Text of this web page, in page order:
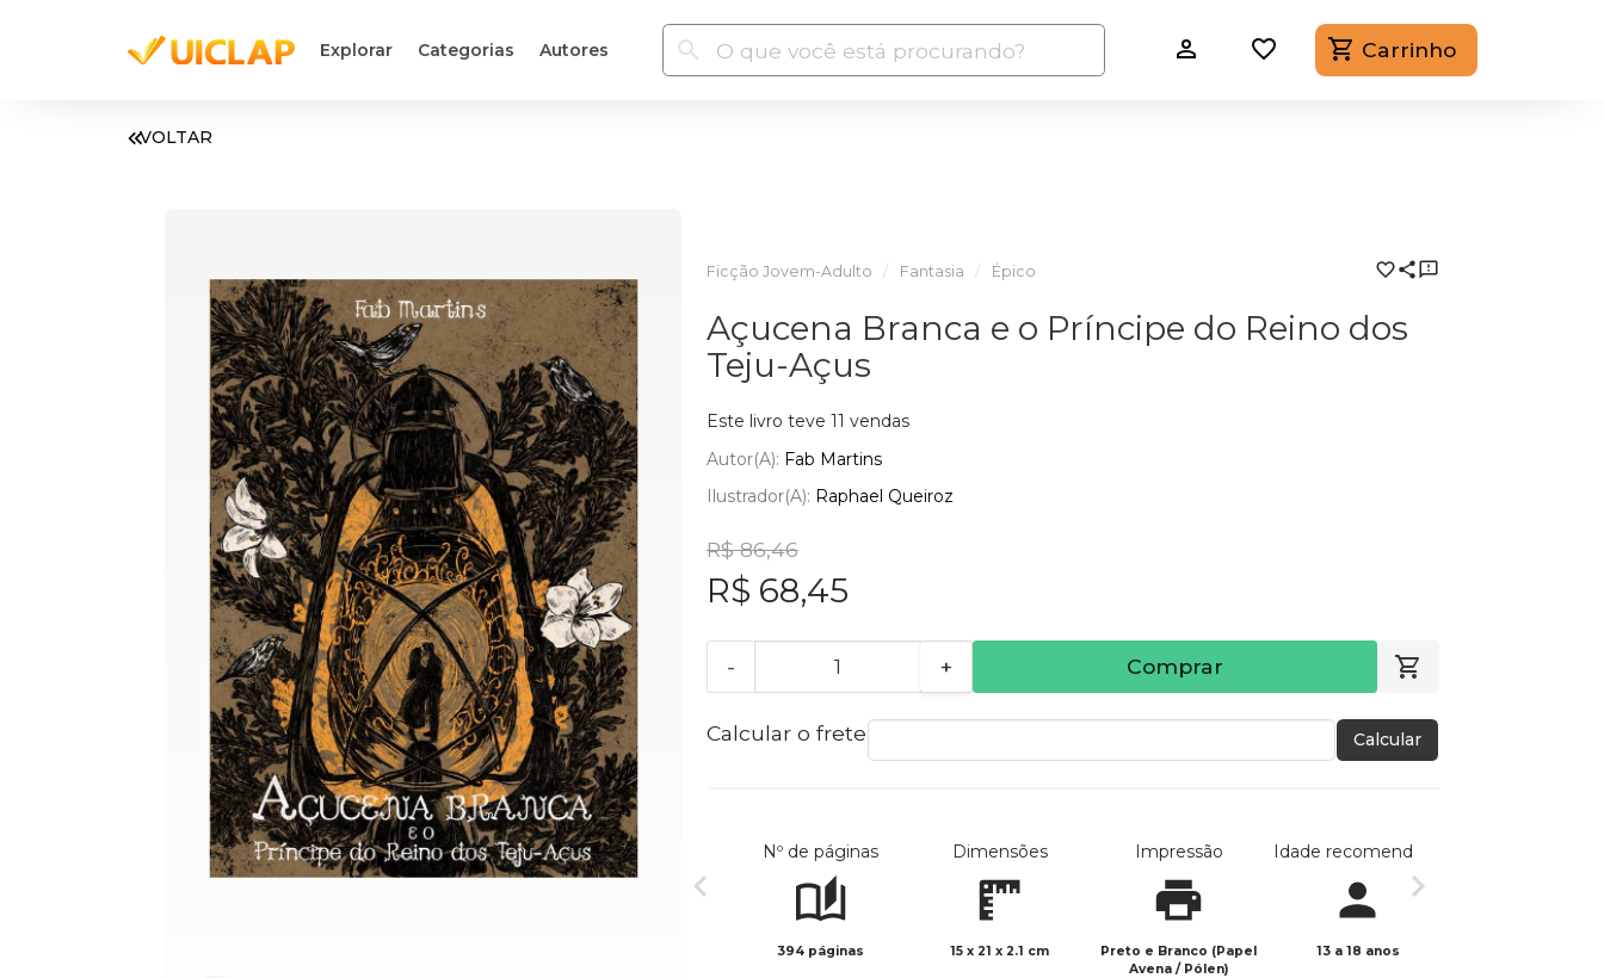
Explorar Categorias Autores Carrinho
VOLTAR
Ficção Jovem-Adulto Fantasia Épico
Açucena Branca e o Príncipe do Reino dos
Teju-Açus
Este livro teve 11 vendas
Autor(a): Fab Martins
Ilustrador(a): Raphael Queiroz
R$ 86,46
R$ 68,45
- + Comprar
Calcular o frete Calcular
Nº de páginas
394 páginas
Dimensões
15 x 21 x 2.1 cm
Impressão
Preto e Branco (Papel
Avena / Pólen)
Idade recomendada
13 a 18 anos